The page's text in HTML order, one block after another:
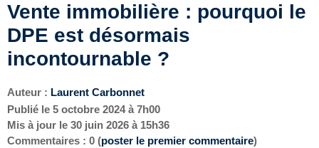
Vente immobilière : pourquoi le
DPE est désormais
incontournable ?
Auteur : Laurent Carbonnet
Publié le 5 octobre 2024 à 7h00
Mis à jour le 30 juin 2026 à 15h36
Commentaires : 0 (poster le premier commentaire)